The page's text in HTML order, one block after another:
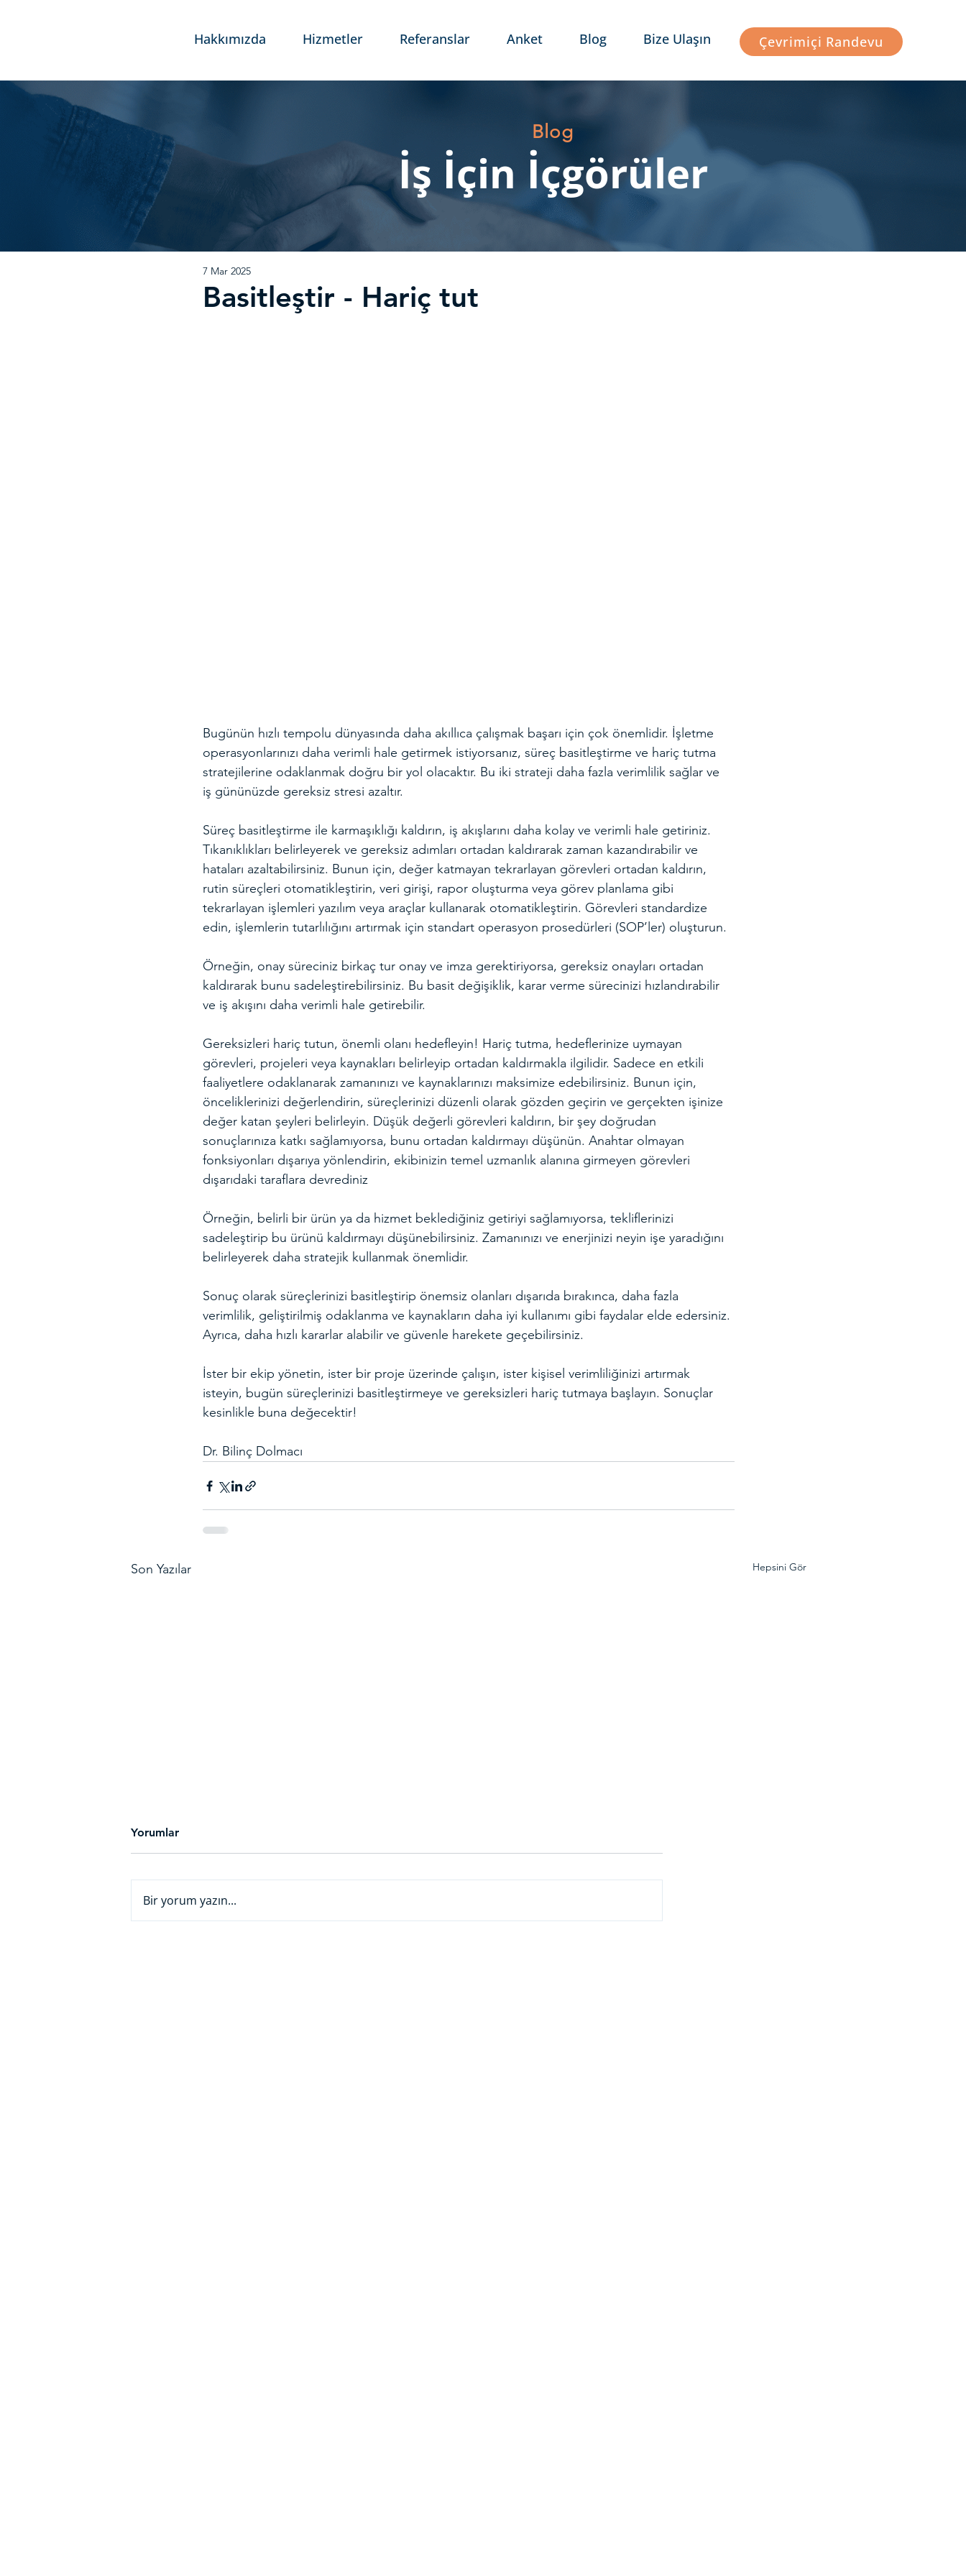
Hakkımızda Hizmetler Referanslar Anket Blog Bize Ulaşın Çevrimiçi Randevu
Basitleştir - Hariç tut
7 Mar 2025
Bugünün hızlı tempolu dünyasında daha akıllıca çalışmak başarı için çok önemlidir. İşletme
operasyonlarınızı daha verimli hale getirmek istiyorsanız, süreç basitleştirme ve hariç tutma
stratejilerine odaklanmak doğru bir yol olacaktır. Bu iki strateji daha fazla verimlilik sağlar ve
iş gününüzde gereksiz stresi azaltır.
Süreç basitleştirme ile karmaşıklığı kaldırın, iş akışlarını daha kolay ve verimli hale getiriniz.
Tıkanıklıkları belirleyerek ve gereksiz adımları ortadan kaldırarak zaman kazandırabilir ve
hataları azaltabilirsiniz. Bunun için, değer katmayan tekrarlayan görevleri ortadan kaldırın,
rutin süreçleri otomatikleştirin, veri girişi, rapor oluşturma veya görev planlama gibi
tekrarlayan işlemleri yazılım veya araçlar kullanarak otomatikleştirin. Görevleri standardize
edin, işlemlerin tutarlılığını artırmak için standart operasyon prosedürleri (SOP’ler) oluşturun.
Örneğin, onay süreciniz birkaç tur onay ve imza gerektiriyorsa, gereksiz onayları ortadan
kaldırarak bunu sadeleştirebilirsiniz. Bu basit değişiklik, karar verme sürecinizi hızlandırabilir
ve iş akışını daha verimli hale getirebilir.
Gereksizleri hariç tutun, önemli olanı hedefleyin! Hariç tutma, hedeflerinize uymayan
görevleri, projeleri veya kaynakları belirleyip ortadan kaldırmakla ilgilidir. Sadece en etkili
faaliyetlere odaklanarak zamanınızı ve kaynaklarınızı maksimize edebilirsiniz. Bunun için,
önceliklerinizi değerlendirin, süreçlerinizi düzenli olarak gözden geçirin ve gerçekten işinize
değer katan şeyleri belirleyin. Düşük değerli görevleri kaldırın, bir şey doğrudan
sonuçlarınıza katkı sağlamıyorsa, bunu ortadan kaldırmayı düşünün. Anahtar olmayan
fonksiyonları dışarıya yönlendirin, ekibinizin temel uzmanlık alanına girmeyen görevleri
dışarıdaki taraflara devrediniz
Örneğin, belirli bir ürün ya da hizmet beklediğiniz getiriyi sağlamıyorsa, tekliflerinizi
sadeleştirip bu ürünü kaldırmayı düşünebilirsiniz. Zamanınızı ve enerjinizi neyin işe yaradığını
belirleyerek daha stratejik kullanmak önemlidir.
Sonuç olarak süreçlerinizi basitleştirip önemsiz olanları dışarıda bırakınca, daha fazla
verimlilik, geliştirilmiş odaklanma ve kaynakların daha iyi kullanımı gibi faydalar elde edersiniz.
Ayrıca, daha hızlı kararlar alabilir ve güvenle harekete geçebilirsiniz.
İster bir ekip yönetin, ister bir proje üzerinde çalışın, ister kişisel verimliliğinizi artırmak
isteyin, bugün süreçlerinizi basitleştirmeye ve gereksizleri hariç tutmaya başlayın. Sonuçlar
kesinlikle buna değecektir!
Dr. Bilinç Dolmacı
Son Yazılar Hepsini Gör
Yorumlar
Bir yorum yazın...
Blog
İş İçin İçgörüler